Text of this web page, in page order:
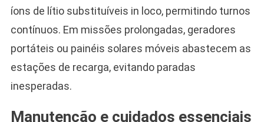
íons de lítio substituíveis in loco, permitindo turnos
contínuos. Em missões prolongadas, geradores
portáteis ou painéis solares móveis abastecem as
estações de recarga, evitando paradas
inesperadas.
Manutenção e cuidados essenciais